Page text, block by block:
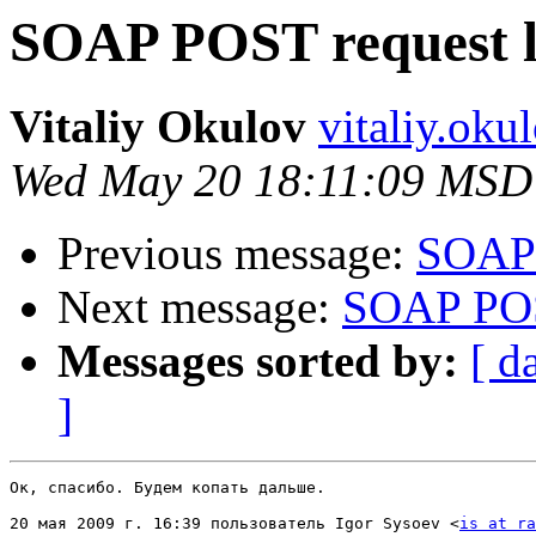
SOAP POST request
Vitaliy Okulov
Wed May 20 18:11:09
Previous message:
Next message: SOAP
Messages sorted by: [
]
Ок, спасибо. Будем копать дальше.
20 мая 2009 г. 16:39 пользователь Igor Sysoev <is at